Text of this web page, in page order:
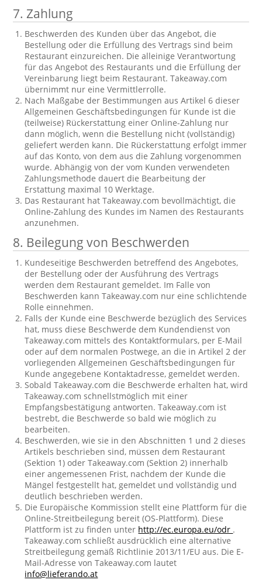
7. Zahlung
Beschwerden des Kunden über das Angebot, die
Bestellung oder die Erfüllung des Vertrags sind beim
Restaurant einzureichen. Die alleinige Verantwortung
für das Angebot des Restaurants und die Erfüllung der
Vereinbarung liegt beim Restaurant. Takeaway.com
übernimmt nur eine Vermittlerrolle.
Nach Maßgabe der Bestimmungen aus Artikel 6 dieser
Allgemeinen Geschäftsbedingungen für Kunde ist die
(teilweise) Rückerstattung einer Online-Zahlung nur
dann möglich, wenn die Bestellung nicht (vollständig)
geliefert werden kann. Die Rückerstattung erfolgt immer
auf das Konto, von dem aus die Zahlung vorgenommen
wurde. Abhängig von der vom Kunden verwendeten
Zahlungsmethode dauert die Bearbeitung der
Erstattung maximal 10 Werktage.
Das Restaurant hat Takeaway.com bevollmächtigt, die
Online-Zahlung des Kundes im Namen des Restaurants
anzunehmen.
8. Beilegung von Beschwerden
Kundeseitige Beschwerden betreffend des Angebotes,
der Bestellung oder der Ausführung des Vertrags
werden dem Restaurant gemeldet. Im Falle von
Beschwerden kann Takeaway.com nur eine schlichtende
Rolle einnehmen.
Falls der Kunde eine Beschwerde bezüglich des Services
hat, muss diese Beschwerde dem Kundendienst von
Takeaway.com mittels des Kontaktformulars, per E-Mail
oder auf dem normalen Postwege, an die in Artikel 2 der
vorliegenden Allgemeinen Geschäftsbedingungen für
Kunde angegebene Kontaktadresse, gemeldet werden.
Sobald Takeaway.com die Beschwerde erhalten hat, wird
Takeaway.com schnellstmöglich mit einer
Empfangsbestätigung antworten. Takeaway.com ist
bestrebt, die Beschwerde so bald wie möglich zu
bearbeiten.
Beschwerden, wie sie in den Abschnitten 1 und 2 dieses
Artikels beschrieben sind, müssen dem Restaurant
(Sektion 1) oder Takeaway.com (Sektion 2) innerhalb
einer angemessenen Frist, nachdem der Kunde die
Mängel festgestellt hat, gemeldet und vollständig und
deutlich beschrieben werden.
Die Europäische Kommission stellt eine Plattform für die
Online-Streitbeilegung bereit (OS-Plattform). Diese
Plattform ist zu finden unter http://ec.europa.eu/odr .
Takeaway.com schließt ausdrücklich eine alternative
Streitbeilegung gemäß Richtlinie 2013/11/EU aus. Die E-
Mail-Adresse von Takeaway.com lautet
info@lieferando.at